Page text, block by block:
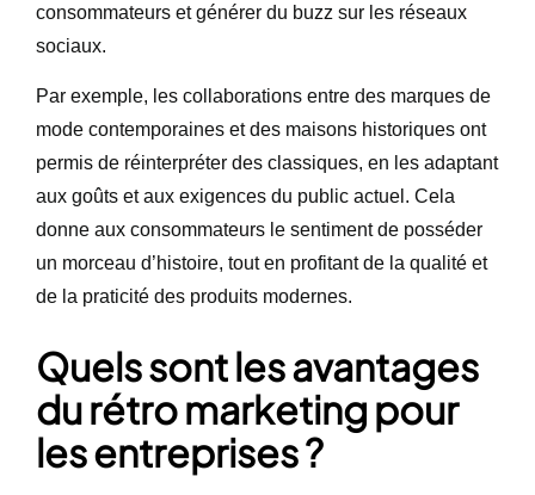
consommateurs et générer du buzz sur les réseaux
sociaux.
Par exemple, les collaborations entre des marques de
mode contemporaines et des maisons historiques ont
permis de réinterpréter des classiques, en les adaptant
aux goûts et aux exigences du public actuel. Cela
donne aux consommateurs le sentiment de posséder
un morceau d’histoire, tout en profitant de la qualité et
de la praticité des produits modernes.
Quels sont les avantages
du rétro marketing pour
les entreprises ?